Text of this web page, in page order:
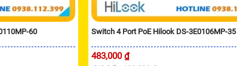
60 Switch 4 Port PoE Hilook DS-3E0106MP-35
483,000 ₫